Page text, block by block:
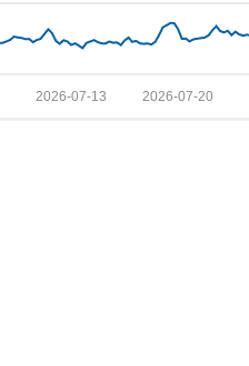
2026-07-20
2026-07-13